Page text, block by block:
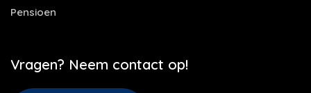
Pensioen
Vragen? Neem contact op!